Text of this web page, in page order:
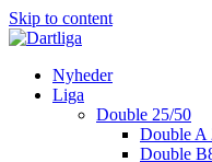
Skip to content
Nyheder
Liga
Double 25/50
Double A
Double